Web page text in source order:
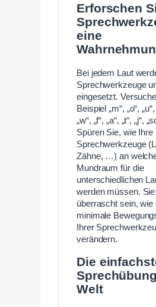
Erforschen
eine
Bei jedem Laut
Sprechwerkzeuge
eingesetzt.
Beispiel „m“, „o“, „u“,
„w“, „f“, „a“, „t“, „j“,
Spüren Sie, wie Ihre
Sprechwerkzeuge
Zähne, …) an
Mundraum für die
unterschiedlichen
werden müssen.
überrascht sein, wie
minimale
Ihrer
verändern.
Die
Welt